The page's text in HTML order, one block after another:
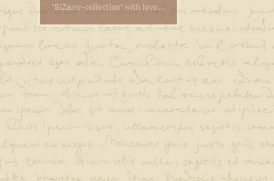
"BiZarre-collection" with love...